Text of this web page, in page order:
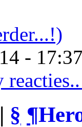
-
§ ¶